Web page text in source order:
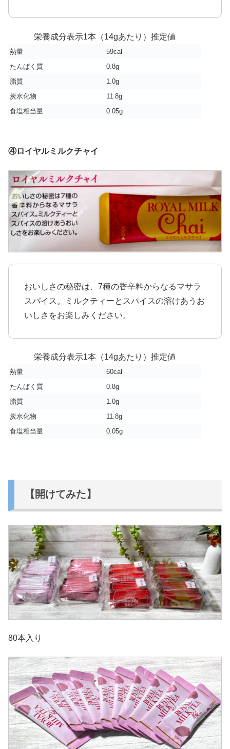
栄養成分表示1本（14gあたり）推定値
熱量
59cal
たんぱく質
0.8g
脂質
1.0g
炭水化物
11.8g
食塩相当量
0.05g
④ロイヤルミルクチャイ
おいしさの秘密は、7種の香辛料からなるマサラ
スパイス。ミルクティーとスパイスの溶けあうお
いしさをお楽しみください。
栄養成分表示1本（14gあたり）推定値
熱量
60cal
たんぱく質
0.8g
脂質
1.0g
炭水化物
11.8g
食塩相当量
0.05g
【開けてみた】
80本入り